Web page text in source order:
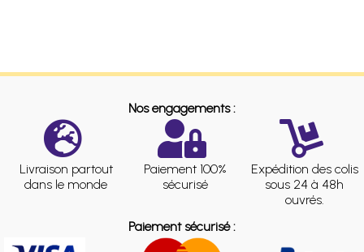
Nos engagements :
Livraison partout
dans le monde
Paiement 100%
sécurisé
Expédition des colis
sous 24 à 48h
ouvrés.
Paiement sécurisé :